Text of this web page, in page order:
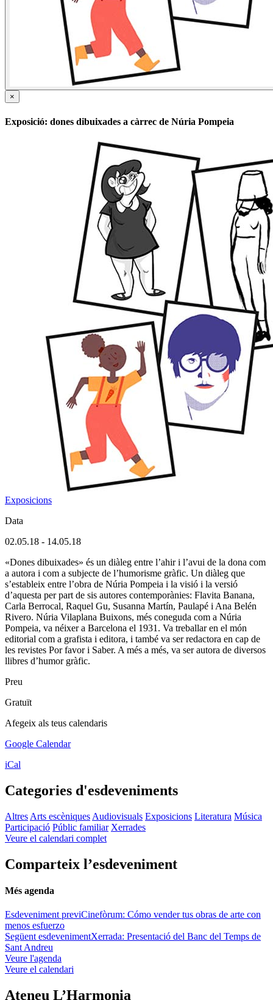
×
Exposició: dones dibuixades a càrrec de Núria Pompeia
Exposicions
Data
02.05.18 - 14.05.18
«Dones dibuixades» és un diàleg entre l’ahir i l’avui de la dona com
a autora i com a subjecte de l’humorisme gràfic. Un diàleg que
s’estableix entre l’obra de Núria Pompeia i la visió i la versió
d’aquesta per part de sis autores contemporànies: Flavita Banana,
Carla Berrocal, Raquel Gu, Susanna Martín, Paulapé i Ana Belén
Rivero. Núria Vilaplana Buixons, més coneguda com a Núria
Pompeia, va néixer a Barcelona el 1931. Va treballar en el món
editorial com a grafista i editora, i també va ser redactora en cap de
les revistes Por favor i Saber. A més a més, va ser autora de diversos
llibres d’humor gràfic.
Preu
Gratuït
Afegeix als teus calendaris
Google Calendar
iCal
Categories d'esdeveniments
Altres Arts escèniques Audiovisuals Exposicions Literatura Música
Participació Públic familiar Xerrades
Veure el calendari complet
Comparteix l’esdeveniment
Més agenda
Esdeveniment previCinefòrum: Cómo vender tus obras de arte con
menos esfuerzo
Següent esdevenimentXerrada: Presentació del Banc del Temps de
Sant Andreu
Veure l'agenda
Veure el calendari
Ateneu L’Harmonia